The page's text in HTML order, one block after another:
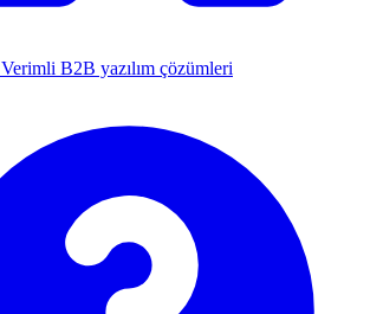
Verimli B2B yazılım çözümleri